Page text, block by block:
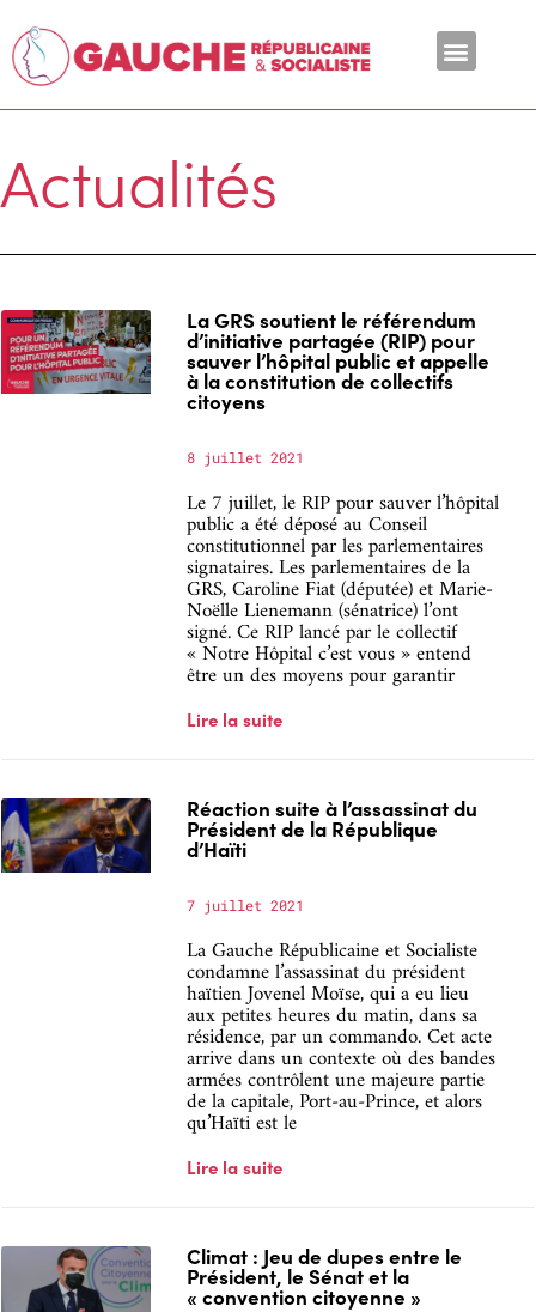
Actualités
La GRS soutient le référendum
d’initiative partagée (RIP) pour
sauver l’hôpital public et appelle
à la constitution de collectifs
citoyens
8 juillet 2021
Le 7 juillet, le RIP pour sauver l’hôpital
public a été déposé au Conseil
constitutionnel par les parlementaires
signataires. Les parlementaires de la
GRS, Caroline Fiat (députée) et Marie-
Noëlle Lienemann (sénatrice) l’ont
signé. Ce RIP lancé par le collectif
« Notre Hôpital c’est vous » entend
être un des moyens pour garantir
Lire la suite
Réaction suite à l’assassinat du
Président de la République
d’Haïti
7 juillet 2021
La Gauche Républicaine et Socialiste
condamne l’assassinat du président
haïtien Jovenel Moïse, qui a eu lieu
aux petites heures du matin, dans sa
résidence, par un commando. Cet acte
arrive dans un contexte où des bandes
armées contrôlent une majeure partie
de la capitale, Port-au-Prince, et alors
qu’Haïti est le
Lire la suite
Climat : Jeu de dupes entre le
Président, le Sénat et la
« convention citoyenne »